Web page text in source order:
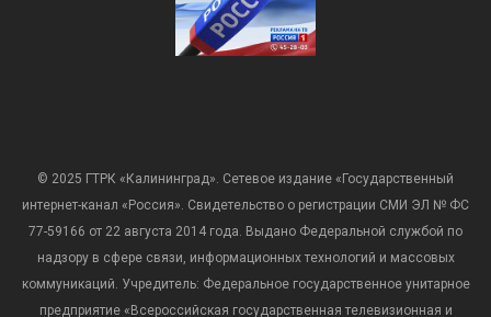
© 2025 ГТРК «Калининград». Сетевое издание «Государственный
интернет-канал «Россия». Свидетельство о регистрации СМИ ЭЛ № ФС
77-59166 от 22 августа 2014 года. Выдано Федеральной службой по
надзору в сфере связи, информационных технологий и массовых
коммуникаций. Учредитель: Федеральное государственное унитарное
предприятие «Всероссийская государственная телевизионная и